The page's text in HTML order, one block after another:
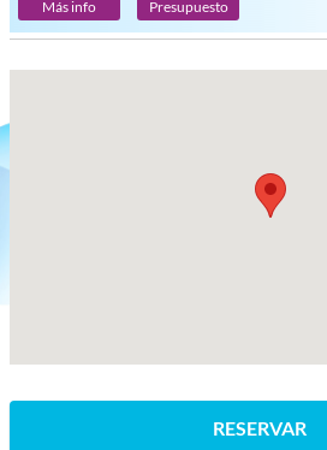
Más info Presupuesto
RESERVAR